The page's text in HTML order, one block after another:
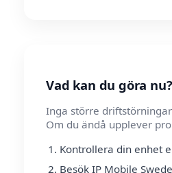
Vad kan du göra nu?
Inga större
Om du ändå upplever
Kontrollera din enhet
Besök IP Mobile